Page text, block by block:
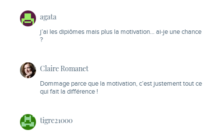
agata
j’ai les dipiômes mais plus la motivation… ai-je une chance
?
Claire Romanet
Dommage parce que la motivation, c’est justement tout ce
qui fait la différence !
tigre21000